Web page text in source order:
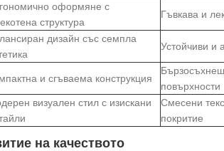
оформяне с
структура
Гъвкава и
дизайн със семпла
Устойчиви и
и сгъваема конструкция
повърхности
визуален стил с изискани
Смесени
покритие
на качеството